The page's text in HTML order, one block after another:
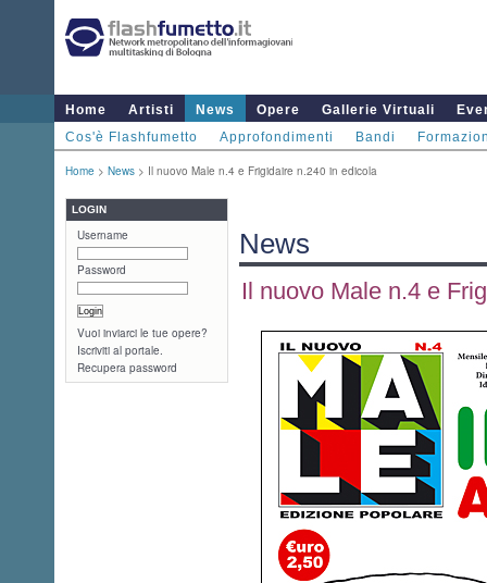
Home Artisti News Opere Gallerie Virtuali
Cos'è Flashfumetto
Approfondimenti Bandi
Home > News > Il nuovo Male n.4 e Frigidaire n.240 in edicola
LOGIN
Username
Password
Vuoi inviarci le tue opere?
Iscriviti al portale.
Recupera password
News
Il nuovo Male n.4 e